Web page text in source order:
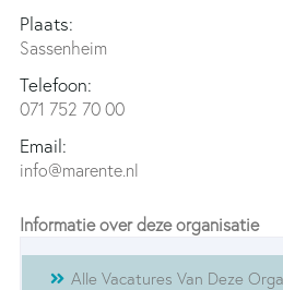
Plaats:
Sassenheim
Telefoon:
071 752 70 00
Email:
info@marente.nl
Informatie over deze organisatie
Alle Vacatures Van Deze